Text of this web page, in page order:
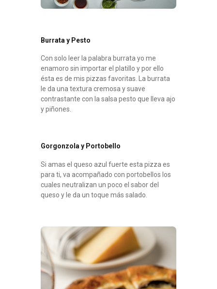
Burrata y Pesto
Con solo leer la palabra burrata yo me
enamoro sin importar el platillo y por ello
ésta es de mis pizzas favoritas. La burrata
le da una textura cremosa y suave
contrastante con la salsa pesto que lleva ajo
y piñones.
Gorgonzola y Portobello
Si amas el queso azul fuerte esta pizza es
para ti, va acompañado con portobellos los
cuales neutralizan un poco el sabor del
queso y le da un toque más salado.